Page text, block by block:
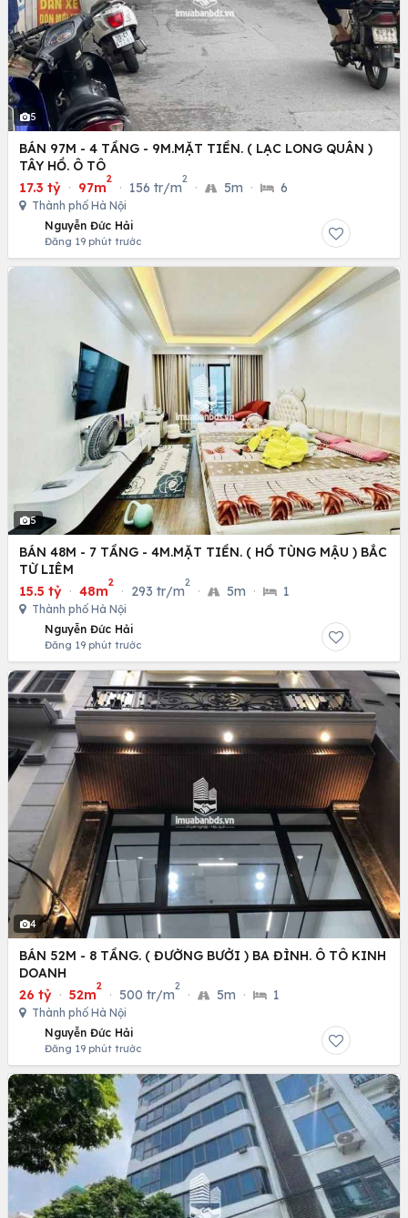
5
BÁN 97M - 4 TẦNG - 9M.MẶT TIỀN. ( LẠC LONG QUÂN )
TÂY HỒ. Ô TÔ
17.3 tỷ · 97m
2
· 156 tr/m
2
· 5m · 6
Thành phố Hà Nội
Nguyễn Đức Hải
Đăng 19 phút trước
5
BÁN 48M - 7 TẦNG - 4M.MẶT TIỀN. ( HỒ TÙNG MẬU ) BẮC
TỪ LIÊM
15.5 tỷ · 48m
2
· 293 tr/m
2
· 5m · 1
Thành phố Hà Nội
Nguyễn Đức Hải
Đăng 19 phút trước
4
BÁN 52M - 8 TẦNG. ( ĐƯỜNG BƯỞI ) BA ĐÌNH. Ô TÔ KINH
DOANH
26 tỷ · 52m
2
· 500 tr/m
2
· 5m · 1
Thành phố Hà Nội
Nguyễn Đức Hải
Đăng 19 phút trước